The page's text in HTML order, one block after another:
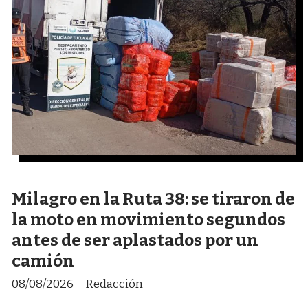
Milagro en la Ruta 38: se tiraron de
la moto en movimiento segundos
antes de ser aplastados por un
camión
Redacción
08/08/2026